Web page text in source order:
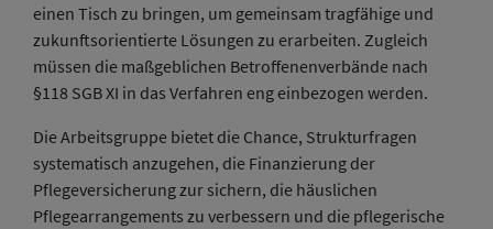
einen Tisch zu bringen, um gemeinsam tragfähige und
zukunftsorientierte Lösungen zu erarbeiten. Zugleich
müssen die maßgeblichen Betroffenenverbände nach
§118 SGB XI in das Verfahren eng einbezogen werden.
Die Arbeitsgruppe bietet die Chance, Strukturfragen
systematisch anzugehen, die Finanzierung der
Pflegeversicherung zur sichern, die häuslichen
Pflegearrangements zu verbessern und die pflegerische